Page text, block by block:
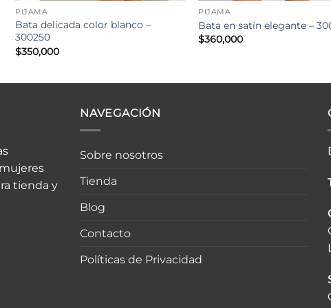
PIJAMA
Bata delicada color blanco –
300250
$350,000
PIJAMA
Bata en satín elegante –
$360,000
tienda y
NAVEGACIÓN
Sobre nosotros
Tienda
Blog
Contacto
Políticas de Privacidad